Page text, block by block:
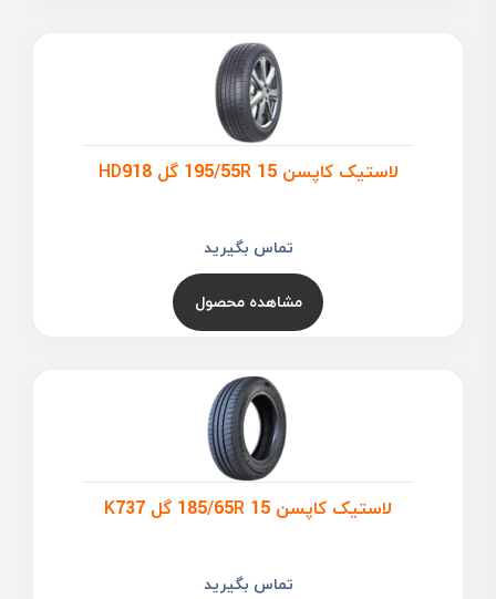
لاستیک کاپسن 195/55R 15 گل HD918
تماس بگیرید
مشاهده محصول
لاستیک کاپسن 185/65R 15 گل K737
تماس بگیرید